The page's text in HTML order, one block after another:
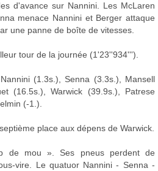
d'avance sur Nannini. Les McLaren
menace Nannini et Berger attaque
une panne de boîte de vitesses.
tour de la journée (1'23''934''').
(1.3s.), Senna (3.3s.), Mansell
(16.5s.), Warwick (39.9s.), Patrese
(-1.).
place aux dépens de Warwick.
de mou ». Ses pneus perdent de
vire. Le quatuor Nannini - Senna -